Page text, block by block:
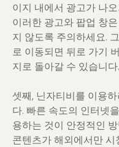
이지 내에서 광고가 나
이러한 광고와 팝업 창
지 않도록 주의하세요.
로 이동되면 뒤로 가기
지로 돌아갈 수 있습니다.
셋째, 닌자티비를 이용
다. 빠른 속도의 인터넷
용하는 것이 안정적인
콘텐츠가 해외에서만 시